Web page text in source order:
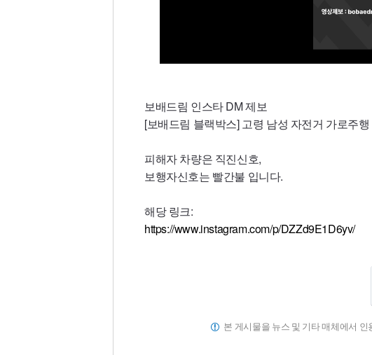
보배드림 인스타 DM 제보
[보배드림 블랙박스] 고령 남성 자전거 가로주
피해자 차량은 직진신호,
보행자신호는 빨간불 입니다.
해당 링크:
https://www.instagram.com/p/DZZd9E1D6yv/
본 게시물을 뉴스 및 기타 매체에서